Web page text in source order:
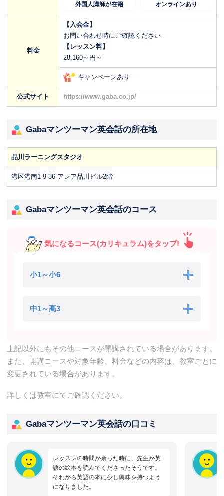
外国人講師が在籍 オンラインあり
料金
【入会金】
お問い合わせ時にご確認ください
【レッスン料】
28,160～円～
キャンペーンあり
公式サイト https://www.gaba.co.jp/
Gabaマンツーマン英会話の所在地
品川ラーニングスタジオ
港区港南1-9-36 アレア品川ビル2階
Gabaマンツーマン英会話のコース
気になるコース(カリキュラム)をタップ!
小1～小6
中1～高3
上記以外にもその他コースが開講されている場合があります。
また、開講コースや対象年齢、料金などの内容は、教室ごとに
変更されている場合があります。
詳しくは教室にてご確認ください。
Gabaマンツーマン英会話の口コミ
レッスンの時間が余った時に、先生が英
語の絵本を読んでくださったそうです。
それから英語の本に少し興味を持つよう
になりました。